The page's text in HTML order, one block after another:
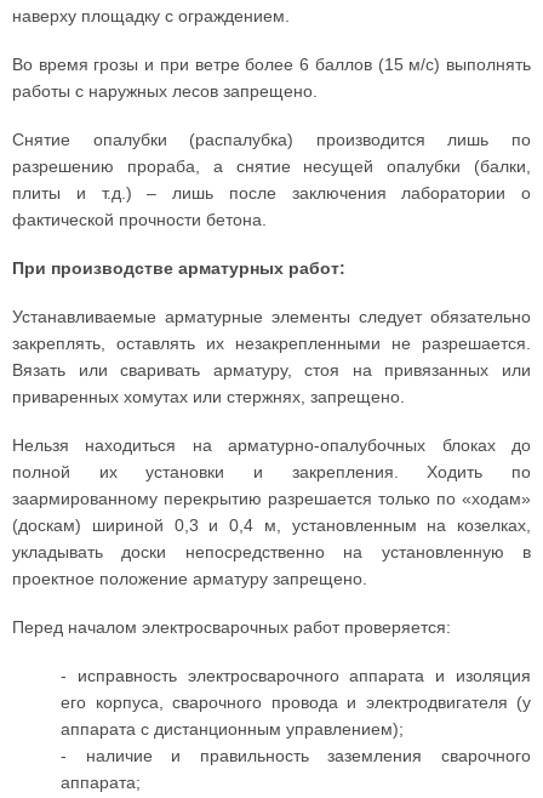
наверху площадку с ограждением.
Во время грозы и при ветре более 6 баллов (15 м/с) выполнять
работы с наружных лесов запрещено.
Снятие опалубки (распалубка) производится лишь по
разрешению прораба, а снятие несущей опалубки (балки,
плиты и т.д.) – лишь после заключения лаборатории о
фактической прочности бетона.
При производстве арматурных работ:
Устанавливаемые арматурные элементы следует обязательно
закреплять, оставлять их незакрепленными не разрешается.
Вязать или сваривать арматуру, стоя на привязанных или
приваренных хомутах или стержнях, запрещено.
Нельзя находиться на арматурно-опалубочных блоках до
полной их установки и закрепления. Ходить по
заармированному перекрытию разрешается только по «ходам»
(доскам) шириной 0,3 и 0,4 м, установленным на козелках,
укладывать доски непосредственно на установленную в
проектное положение арматуру запрещено.
Перед началом электросварочных работ проверяется:
- исправность электросварочного аппарата и изоляция
его корпуса, сварочного провода и электродвигателя (у
аппарата с дистанционным управлением);
- наличие и правильность заземления сварочного
аппарата;